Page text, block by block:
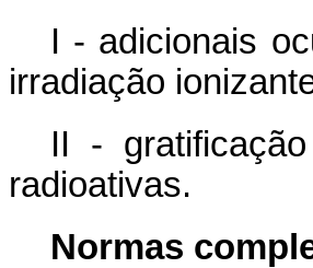
I - adicionais
irradiação
II -
radioativas.
Normas